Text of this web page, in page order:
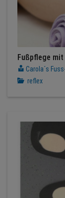
Fußpflege
Carola´s
reflex